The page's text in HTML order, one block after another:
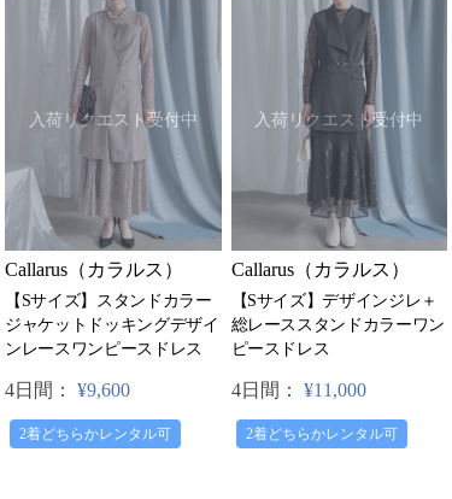
入荷リクエスト受付中
Callarus（カラルス）
【Sサイズ】スタンドカラー
ジャケットドッキングデザイ
ンレースワンピースドレス
4日間： ¥9,600
2着どちらかレンタル可
入荷リクエスト受付中
Callarus（カラルス）
【Sサイズ】デザインジレ＋
総レーススタンドカラーワン
ピースドレス
4日間： ¥11,000
2着どちらかレンタル可